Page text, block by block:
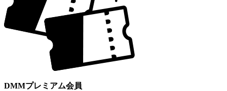
DMMプレミアム会員